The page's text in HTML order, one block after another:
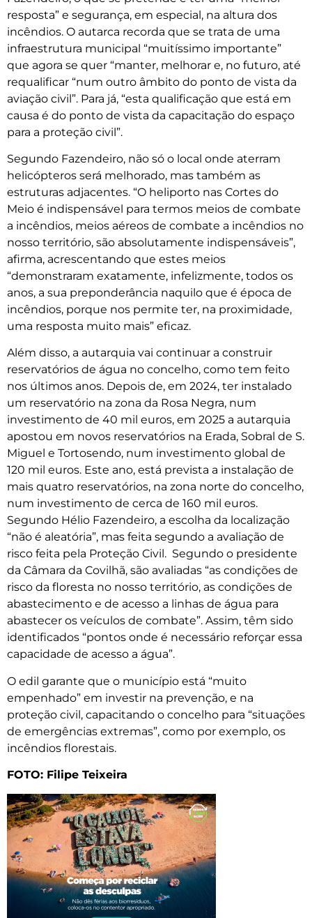
resposta” e segurança, em especial, na altura dos
incêndios. O autarca recorda que se trata de uma
infraestrutura municipal “muitíssimo importante”
que agora se quer “manter, melhorar e, no futuro, até
requalificar “num outro âmbito do ponto de vista da
aviação civil”. Para já, “esta qualificação que está em
causa é do ponto de vista da capacitação do espaço
para a proteção civil”.
Segundo Fazendeiro, não só o local onde aterram
helicópteros será melhorado, mas também as
estruturas adjacentes. “O heliporto nas Cortes do
Meio é indispensável para termos meios de combate
a incêndios, meios aéreos de combate a incêndios no
nosso território, são absolutamente indispensáveis”,
afirma, acrescentando que estes meios
“demonstraram exatamente, infelizmente, todos os
anos, a sua preponderância naquilo que é época de
incêndios, porque nos permite ter, na proximidade,
uma resposta muito mais” eficaz.
Além disso, a autarquia vai continuar a construir
reservatórios de água no concelho, como tem feito
nos últimos anos. Depois de, em 2024, ter instalado
um reservatório na zona da Rosa Negra, num
investimento de 40 mil euros, em 2025 a autarquia
apostou em novos reservatórios na Erada, Sobral de S.
Miguel e Tortosendo, num investimento global de
120 mil euros. Este ano, está prevista a instalação de
mais quatro reservatórios, na zona norte do concelho,
num investimento de cerca de 160 mil euros.
Segundo Hélio Fazendeiro, a escolha da localização
“não é aleatória”, mas feita segundo a avaliação de
risco feita pela Proteção Civil. Segundo o presidente
da Câmara da Covilhã, são avaliadas “as condições de
risco da floresta no nosso território, as condições de
abastecimento e de acesso a linhas de água para
abastecer os veículos de combate”. Assim, têm sido
identificados “pontos onde é necessário reforçar essa
capacidade de acesso a água”.
O edil garante que o município está “muito
empenhado” em investir na prevenção, e na
proteção civil, capacitando o concelho para “situações
de emergências extremas”, como por exemplo, os
incêndios florestais.
FOTO: Filipe Teixeira